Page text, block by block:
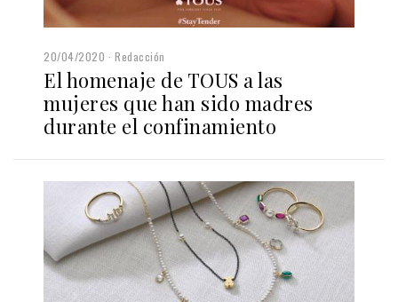
20/04/2020 Redacción
El homenaje de TOUS a las
mujeres que han sido madres
durante el confinamiento